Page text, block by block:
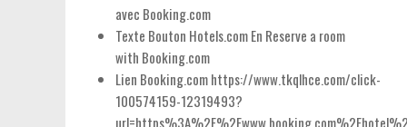
avec Booking.com
Texte Bouton Hotels.com En Reserve a room
with Booking.com
Lien Booking.comhttps://www.tkqlhce.com/click-
100574159-12319493?